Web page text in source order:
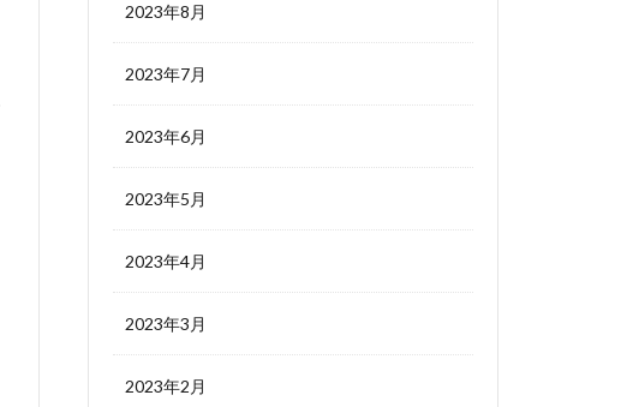
2023年8月
2023年7月
2023年6月
2023年5月
2023年4月
2023年3月
2023年2月